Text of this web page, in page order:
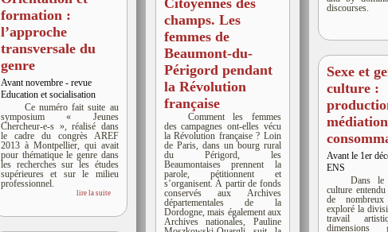
formation :
l’approche
transversale du
genre
Avant novembre - revue
Education et socialisation
Ce numéro fait suite au
symposium « Jeunes
Chercheur-e-s », réalisé dans
le cadre du congrès AREF
2013 à Montpellier, qui avait
pour thématique le genre dans
les recherches sur les études
supérieures et sur le milieu
professionnel.
lire la suite
Citoyennes des
champs. Les
femmes de
Beaumont-du-
Périgord pendant
la Révolution
française
Comment les femmes
des campagnes ont-elles vécu
la Révolution française ? Loin
de Paris, dans un bourg rural
du Périgord, les
Beaumontaises prennent la
parole, pétitionnent et
s’organisent. À partir de fonds
conservés aux Archives
départementales de la
Dordogne, mais également aux
Archives nationales, Pauline
discourses.
Sexe et
culture :
Avant le 1er
ENS
Dans le
culture
de
exploré la
travail
dimensions